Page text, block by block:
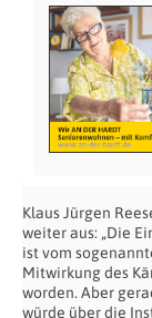
Klaus Jürgen
weiter aus: „Die
ist vom
Mitwirkung des
worden. Aber
würde über die